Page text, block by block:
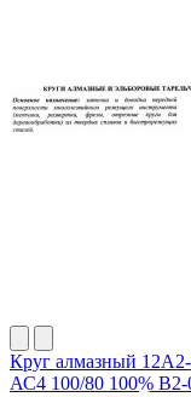
Круг алмазный 12А2-
АС4 100/80 100% В2-